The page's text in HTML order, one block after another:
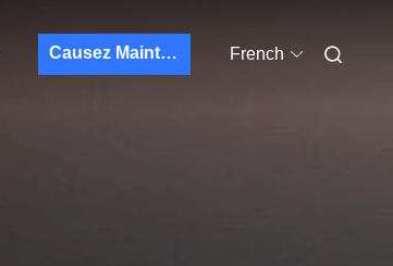
Causez Maintenant French